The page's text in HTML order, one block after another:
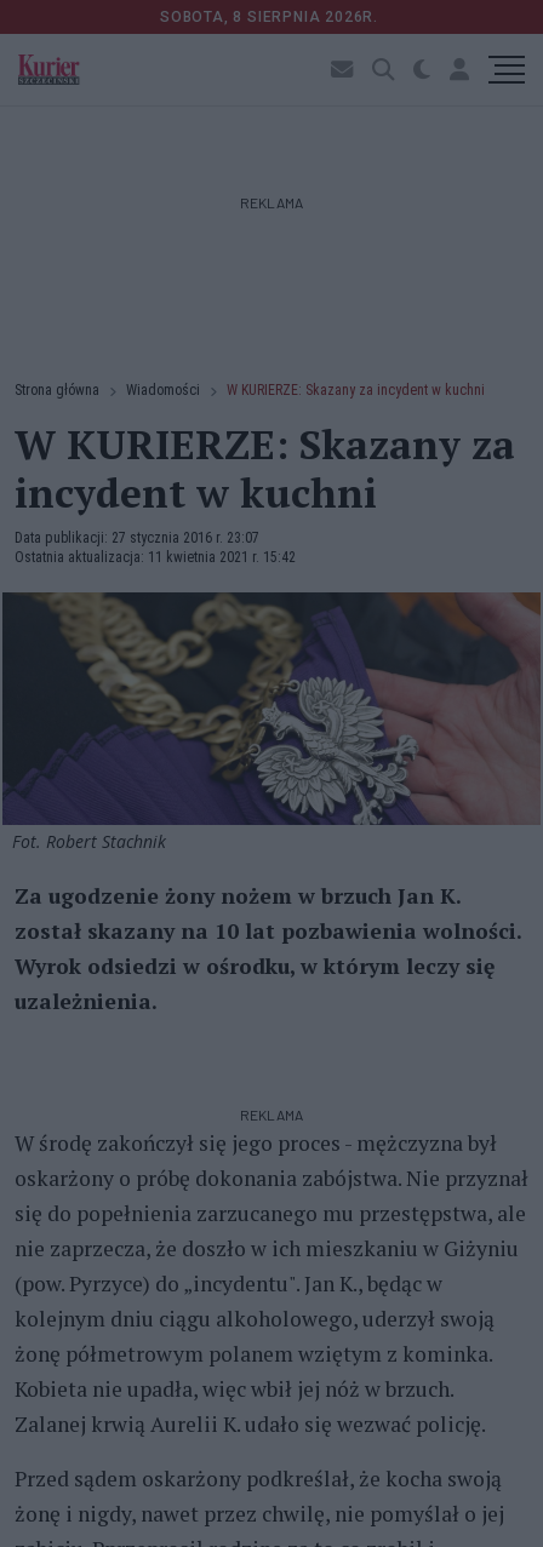
SOBOTA, 8 SIERPNIA 2026R.
REKLAMA
Strona główna Wiadomości W KURIERZE: Skazany za incydent w kuchni
W KURIERZE: Skazany za
incydent w kuchni
Data publikacji: 27 stycznia 2016 r. 23:07
Ostatnia aktualizacja: 11 kwietnia 2021 r. 15:42
Fot. Robert Stachnik
Za ugodzenie żony nożem w brzuch Jan K.
został skazany na 10 lat pozbawienia wolności.
Wyrok odsiedzi w ośrodku, w którym leczy się
uzależnienia.
REKLAMA
W środę zakończył się jego proces - mężczyzna był
oskarżony o próbę dokonania zabójstwa. Nie przyznał
się do popełnienia zarzucanego mu przestępstwa, ale
nie zaprzecza, że doszło w ich mieszkaniu w Giżyniu
(pow. Pyrzyce) do „incydentu". Jan K., będąc w
kolejnym dniu ciągu alkoholowego, uderzył swoją
żonę półmetrowym polanem wziętym z kominka.
Kobieta nie upadła, więc wbił jej nóż w brzuch.
Zalanej krwią Aurelii K. udało się wezwać policję.
Przed sądem oskarżony podkreślał, że kocha swoją
żonę i nigdy, nawet przez chwilę, nie pomyślał o jej